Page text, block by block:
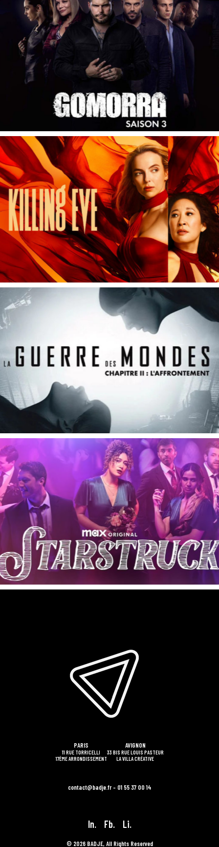
PARIS
11 RUE TORRICELLI
17ÈME ARRONDISSEMENT
AVIGNON
33 BIS RUE LOUIS PASTEUR
LA VILLA CRÉATIVE
contact@badje.fr – 01 55 37 00 14
In. Fb. Li.
© 2026 BADJE, All Rights Reserved